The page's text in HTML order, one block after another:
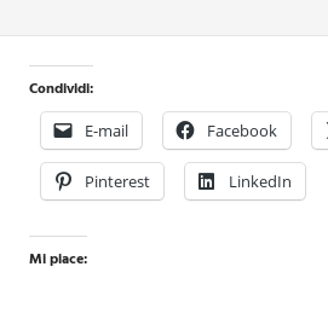
formato
monodose
nuova
confezione
migliorata
Condividi:
E-mail Facebook
Pinterest LinkedIn
Mi piace: